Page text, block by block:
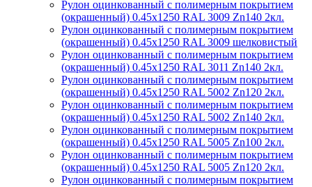
Рулон оцинкованный с полимерным покрытием
(окрашенный) 0.45x1250 RAL 3009 Zn140 2кл.
Рулон оцинкованный с полимерным покрытием
(окрашенный) 0.45x1250 RAL 3009 шелковистый
Рулон оцинкованный с полимерным покрытием
(окрашенный) 0.45x1250 RAL 3011 Zn140 2кл.
Рулон оцинкованный с полимерным покрытием
(окрашенный) 0.45x1250 RAL 5002 Zn120 2кл.
Рулон оцинкованный с полимерным покрытием
(окрашенный) 0.45x1250 RAL 5002 Zn140 2кл.
Рулон оцинкованный с полимерным покрытием
(окрашенный) 0.45x1250 RAL 5005 Zn100 2кл.
Рулон оцинкованный с полимерным покрытием
(окрашенный) 0.45x1250 RAL 5005 Zn120 2кл.
Рулон оцинкованный с полимерным покрытием